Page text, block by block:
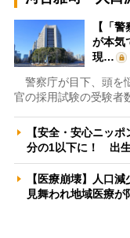
【「
が本気
現…
警察庁が目下、頭を
官の採用試験の受験者
【安全・安心ニッ
分の1以下に！ 出
【医療崩壊】人口
見舞われ地域医療